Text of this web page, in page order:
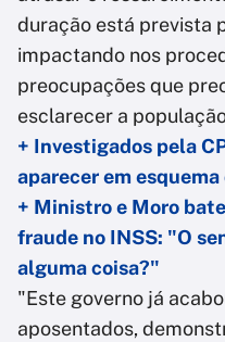
duração está prevista
impactando nos
preocupações que
esclarecer a
+ Investigados pela
aparecer em
+ Ministro e Moro
fraude no INSS: "O
alguma coisa?"
"Este governo já
aposentados,